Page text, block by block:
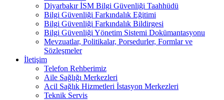
Diyarbakır İSM Bilgi Güvenliği Taahhüdü
Bilgi Güvenliği Farkındalık Eğitimi
Bilgi Güvenliği Farkındalık Bildirgesi
Bilgi Güvenliği Yönetim Sistemi Dokümantasyonu
Mevzuatlar, Politikalar, Porsedurler, Formlar ve
Sözleşmeler
İletişim
Telefon Rehberimiz
Aile Sağlığı Merkezleri
Acil Sağlık Hizmetleri İstasyon Merkezleri
Teknik Servis